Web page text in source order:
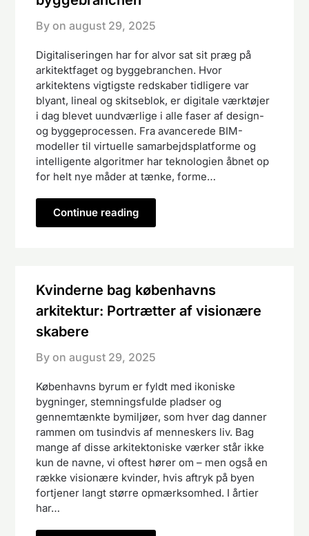
By on august 29, 2025
Digitaliseringen har for alvor sat sit præg på
arkitektfaget og byggebranchen. Hvor
arkitektens vigtigste redskaber tidligere var
blyant, lineal og skitseblok, er digitale værktøjer
i dag blevet uundværlige i alle faser af design-
og byggeprocessen. Fra avancerede BIM-
modeller til virtuelle samarbejdsplatforme og
intelligente algoritmer har teknologien åbnet op
for helt nye måder at tænke, forme…
Continue reading
Kvinderne bag københavns
arkitektur: Portrætter af visionære
skabere
By on august 29, 2025
Københavns byrum er fyldt med ikoniske
bygninger, stemningsfulde pladser og
gennemtænkte bymiljøer, som hver dag danner
rammen om tusindvis af menneskers liv. Bag
mange af disse arkitektoniske værker står ikke
kun de navne, vi oftest hører om – men også en
række visionære kvinder, hvis aftryk på byen
fortjener langt større opmærksomhed. I årtier
har…